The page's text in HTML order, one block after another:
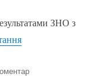
ЗНО з
“Кілька цифр до
до